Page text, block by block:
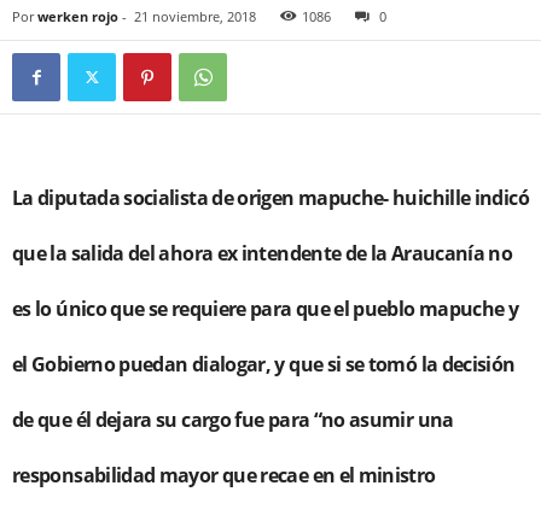
Por werken rojo - 21 noviembre, 2018 1086 0
La diputada socialista de origen mapuche- huichille indicó
que la salida del ahora ex intendente de la Araucanía no
es lo único que se requiere para que el pueblo mapuche y
el Gobierno puedan dialogar, y que si se tomó la decisión
de que él dejara su cargo fue para “no asumir una
responsabilidad mayor que recae en el ministro